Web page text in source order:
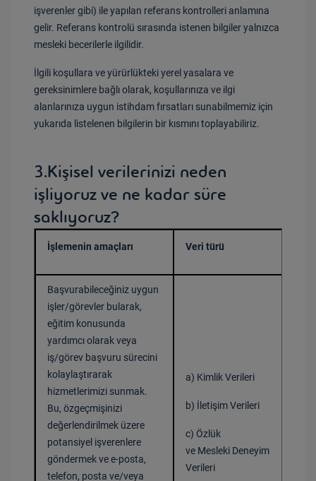
işverenler gibi) ile yapılan referans kontrolleri anlamına
gelir. Referans kontrolü sırasında istenen bilgiler yalnızca
mesleki becerilerle ilgilidir.
İlgili koşullara ve yürürlükteki yerel yasalara ve
gereksinimlere bağlı olarak, koşullarınıza ve ilgi
alanlarınıza uygun istihdam fırsatları sunabilmemiz için
yukarıda listelenen bilgilerin bir kısmını toplayabiliriz.
3.Kişisel verilerinizi neden
işliyoruz ve ne kadar süre
saklıyoruz?
İşlemenin amaçları Veri türü
Başvurabileceğiniz uygun
işler/görevler bularak,
eğitim konusunda
yardımcı olarak veya
iş/görev başvuru sürecini
kolaylaştırarak
hizmetlerimizi sunmak.
Bu, özgeçmişinizi
değerlendirilmek üzere
potansiyel işverenlere
göndermek ve e-posta,
telefon, posta ve/veya
a) Kimlik Verileri
b) İletişim Verileri
c) Özlük
ve Mesleki Deneyim
Verileri